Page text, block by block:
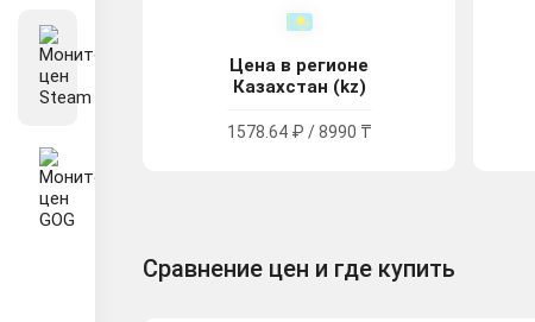
Цена в регионе
Казахстан (kz)
1578.64 ₽ / 8990 ₸
Сравнение цен и где купить